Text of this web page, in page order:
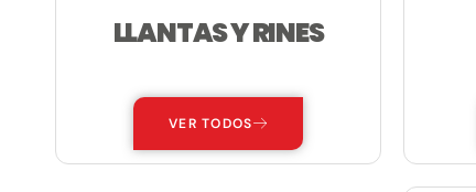
LLANTAS Y RINES
VER TODOS